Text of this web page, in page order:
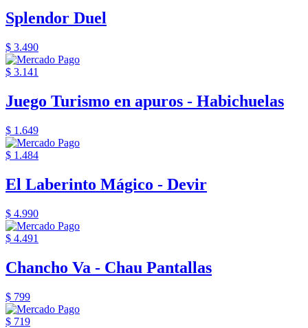
Splendor Duel
$ 3.490
$ 3.141
Juego Turismo en apuros - Habichuelas
$ 1.649
$ 1.484
El Laberinto Mágico - Devir
$ 4.990
$ 4.491
Chancho Va - Chau Pantallas
$ 799
$ 719